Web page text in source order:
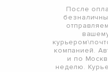
После
компанией.
и по
неделю.